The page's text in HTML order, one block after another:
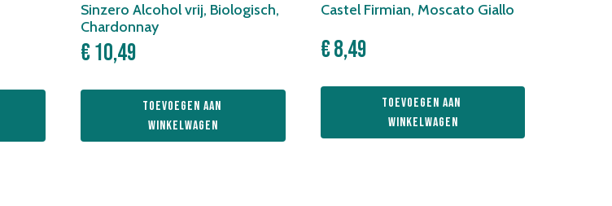
Sinzero Alcohol vrij, Biologisch,
Chardonnay
€10,49
Toevoegen aan
winkelwagen
Castel Firmian, Moscato Giallo
€8,49
Toevoegen aan
winkelwagen